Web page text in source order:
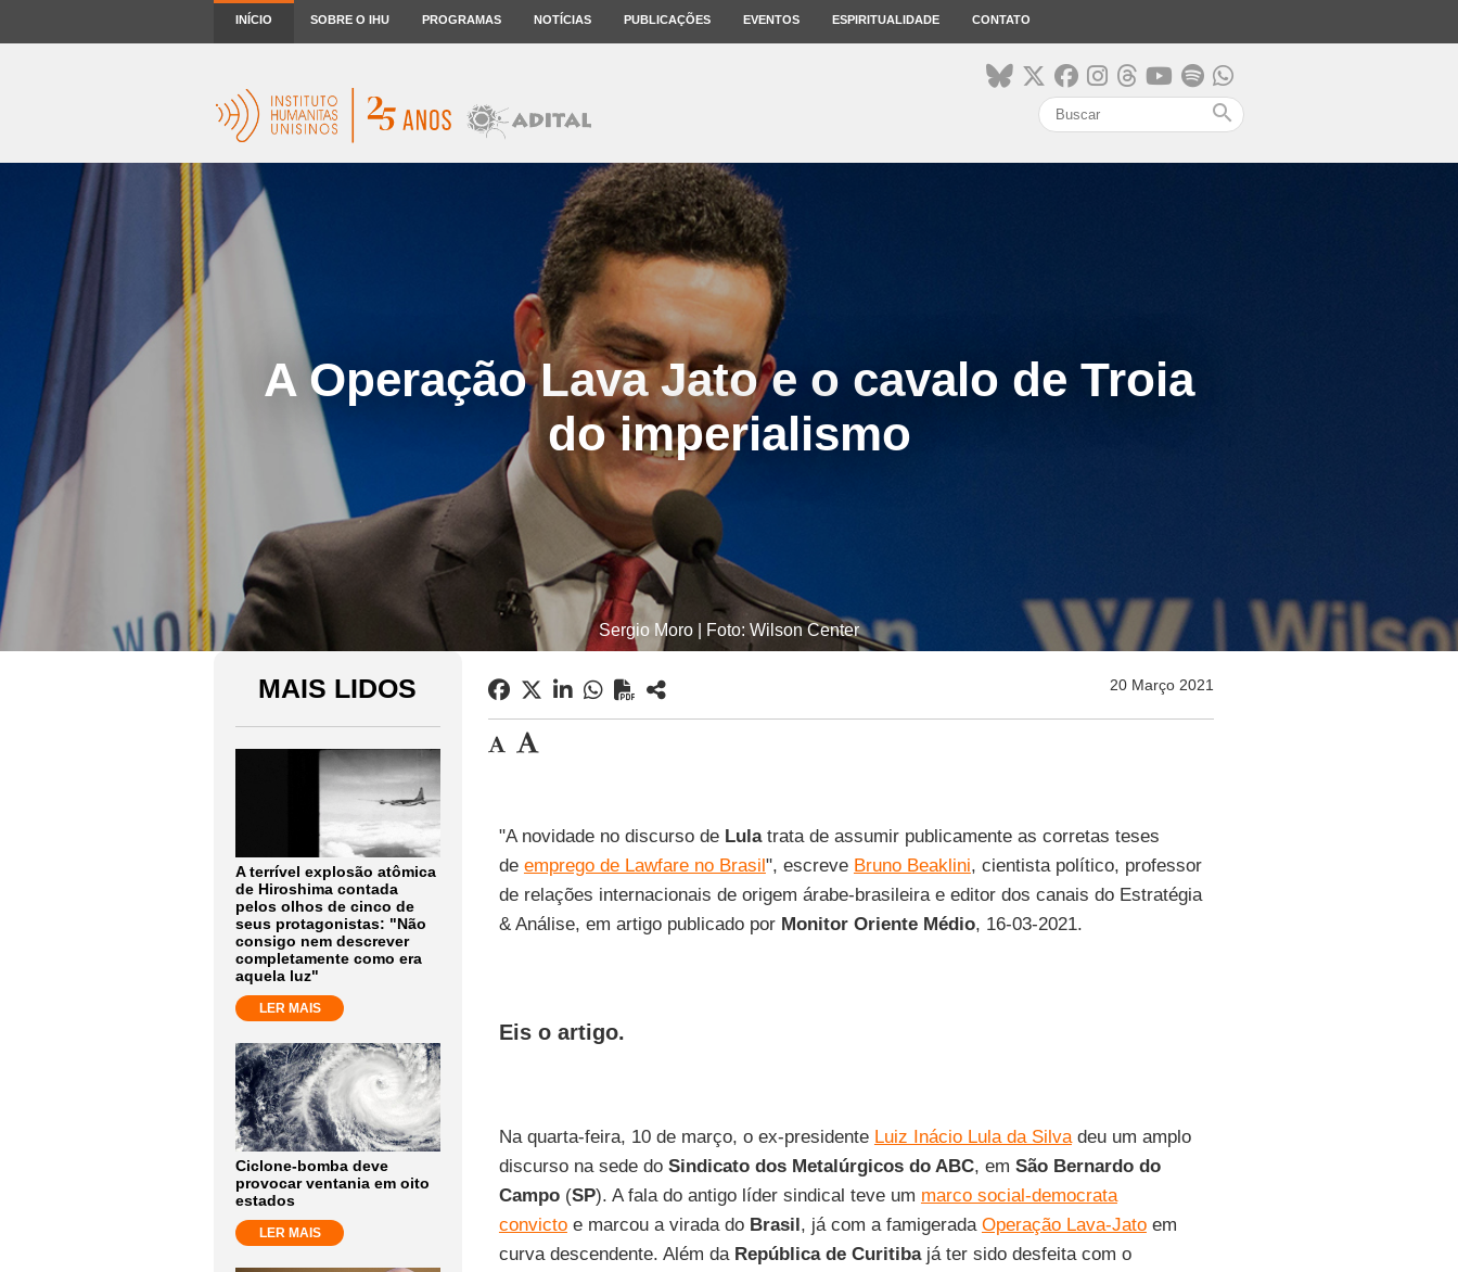
INÍCIO SOBRE O IHU PROGRAMAS NOTÍCIAS PUBLICAÇÕES EVENTOS ESPIRITUALIDADE CONTATO
search
A Operação Lava Jato e o cavalo de Troia
do imperialismo
Sergio Moro | Foto: Wilson Center
MAIS LIDOS
A terrível explosão atômica
de Hiroshima contada
pelos olhos de cinco de
seus protagonistas: "Não
consigo nem descrever
completamente como era
aquela luz"
LER MAIS
Ciclone-bomba deve
provocar ventania em oito
estados
LER MAIS
20 Março 2021
"A novidade no discurso de Lulatrata de assumir publicamente as corretas teses
de emprego de Lawfare no Brasil", escreve Bruno Beaklini, cientista político, professor
de relações internacionais de origem árabe-brasileira e editor dos canais do Estratégia
& Análise, em artigo publicado por Monitor Oriente Médio, 16-03-2021.
Eis o artigo.
Na quarta-feira, 10 de março, o ex-presidente Luiz Inácio Lula da Silvadeu um amplo
discurso na sede do Sindicato dos Metalúrgicos do ABC, em São Bernardo do
Campo(SP). A fala do antigo líder sindical teve um marco social-democrata
convictoe marcou a virada do Brasil, já com a famigerada Operação Lava-Jatoem
curva descendente. Além da República de Curitibajá ter sido desfeita com o